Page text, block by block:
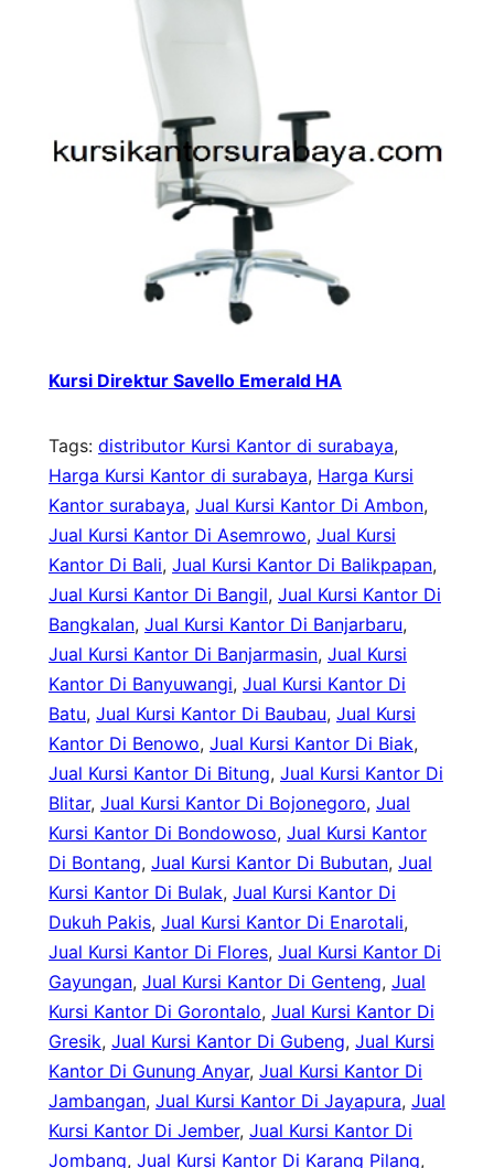
Kursi Direktur Savello Emerald HA
Tags: distributor Kursi Kantor di surabaya
Harga Kursi Kantor di surabaya, Harga Kursi
Kantor surabaya, Jual Kursi Kantor Di Ambon
Jual Kursi Kantor Di Asemrowo, Jual Kursi
Kantor Di Bali, Jual Kursi Kantor Di Balikpapan
Jual Kursi Kantor Di Bangil, Jual Kursi Kantor Di
Bangkalan, Jual Kursi Kantor Di Banjarbaru
Jual Kursi Kantor Di Banjarmasin, Jual Kursi
Kantor Di Banyuwangi, Jual Kursi Kantor Di
Batu, Jual Kursi Kantor Di Baubau, Jual Kursi
Kantor Di Benowo, Jual Kursi Kantor Di Biak
Jual Kursi Kantor Di Bitung, Jual Kursi Kantor Di
Blitar, Jual Kursi Kantor Di Bojonegoro, Jual
Kursi Kantor Di Bondowoso, Jual Kursi Kantor
Di Bontang, Jual Kursi Kantor Di Bubutan, Jual
Kursi Kantor Di Bulak, Jual Kursi Kantor Di
Dukuh Pakis, Jual Kursi Kantor Di Enarotali
Jual Kursi Kantor Di Flores, Jual Kursi Kantor Di
Gayungan, Jual Kursi Kantor Di Genteng, Jual
Kursi Kantor Di Gorontalo, Jual Kursi Kantor Di
Gresik, Jual Kursi Kantor Di Gubeng, Jual Kursi
Kantor Di Gunung Anyar, Jual Kursi Kantor Di
Jambangan, Jual Kursi Kantor Di Jayapura, Jual
Kursi Kantor Di Jember, Jual Kursi Kantor Di
Jombang, Jual Kursi Kantor Di Karang Pilang